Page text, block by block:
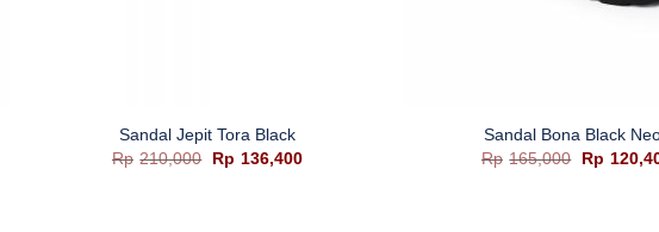
Sandal Jepit Tora Black
Rp 210,000
Harga
aslinya
Rp 136,400Harga
Sandal Bona Black
Rp 165,000
Harga
aslinya
Rp